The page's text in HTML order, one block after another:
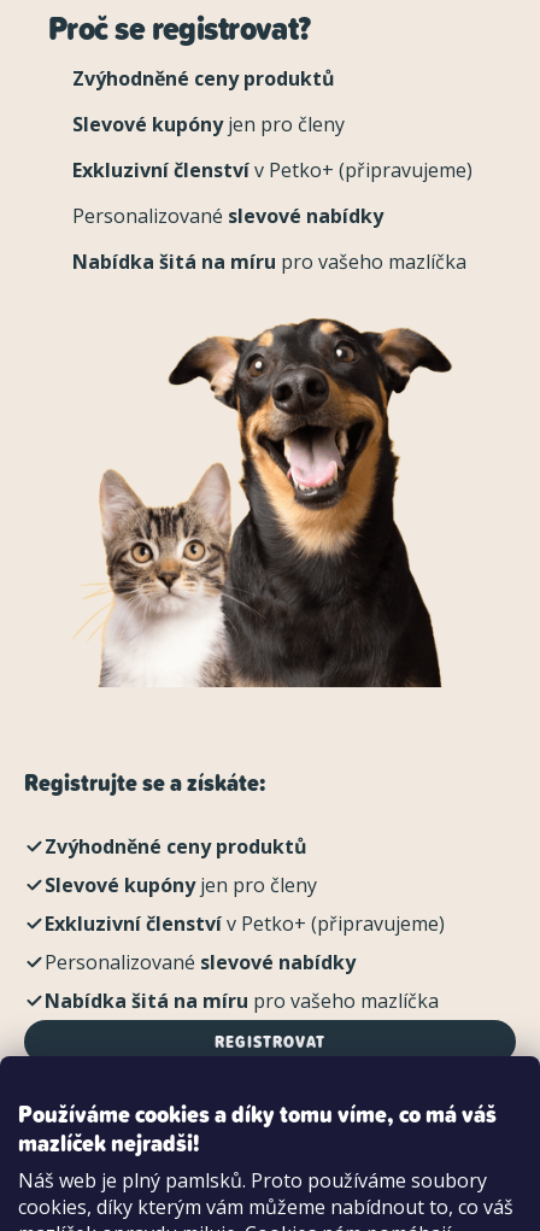
Používáme cookies a díky tomu víme, co má váš
mazlíček nejradši!
Náš web je plný pamlsků. Proto používáme soubory
cookies, díky kterým vám můžeme nabídnout to, co váš
Proč se registrovat?
Zvýhodněné ceny produktů
Slevové kupónyjen pro členy
Exkluzivní členstvív Petko+ (připravujeme)
Personalizované slevové nabídky
Nabídka šitá na míru pro vašeho mazlíčka
Registrujte se a získáte:
Zvýhodněné ceny produktů
Slevové kupónyjen pro členy
Exkluzivní členstvív Petko+ (připravujeme)
Personalizované slevové nabídky
Nabídka šitá na míru pro vašeho mazlíčka
REGISTROVAT
Možnosti platby:
Dobírkou
Hotově i kartou na pobočce